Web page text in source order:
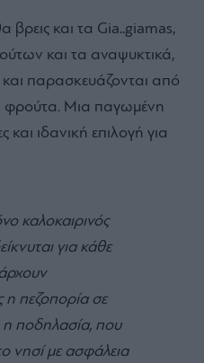
βρεις και τα Gia..giamas,
και τα αναψυκτικά,
και παρασκευάζονται από
φρούτα. Μια παγωμένη
και ιδανική επιλογή για
καλοκαιρινός
για κάθε
η πεζοπορία σε
η ποδηλασία, που
νησί με ασφάλεια